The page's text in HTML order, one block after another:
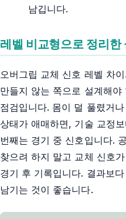
남깁니다.
레벨 비교형으로 정리한
오버그립 교체 신호 레벨 차
만들지 않는 쪽으로 설계해
점검입니다. 몸이 덜 풀렸거
상태가 애매하면, 기술 교정
번째는 경기 중 신호입니다.
찾으려 하지 말고 교체 신호
경기 후 기록입니다. 결과보
남기는 것이 좋습니다.